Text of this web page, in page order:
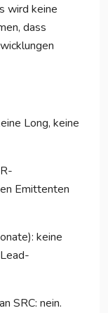
wird keine
dass
Long, keine
Emittenten
keine
SRC: nein.